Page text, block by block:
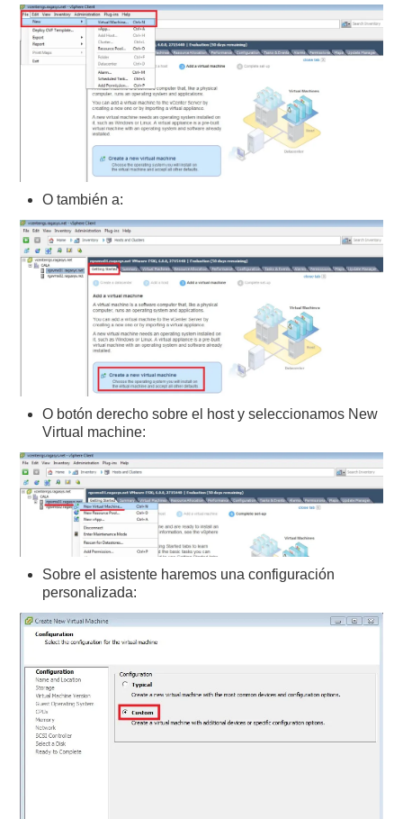
O también a:
O botón derecho sobre el host y seleccionamos New
Virtual machine:
Sobre el asistente haremos una configuración
personalizada: